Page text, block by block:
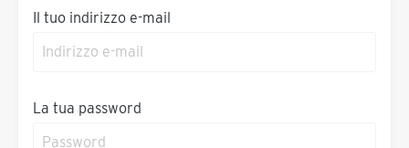
Il tuo indirizzo e-mail
La tua password